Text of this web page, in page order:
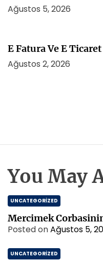
Ağustos 5, 2026
E Fatura Ve E
Ağustos 2, 2026
You May
UNCATEGORIZED
Mercimek
Posted onAğustos 5,
UNCATEGORIZED